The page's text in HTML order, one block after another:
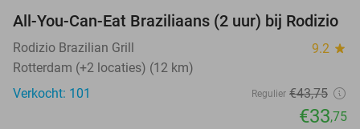
23%
TODAY
All-You-Can-Eat Braziliaans (2 uur) bij Rodizio
Rodizio Brazilian Grill 9.2 star
Rotterdam (+2 locaties) (12 km)
Verkocht: 101
Regulier €43,75
€33,75